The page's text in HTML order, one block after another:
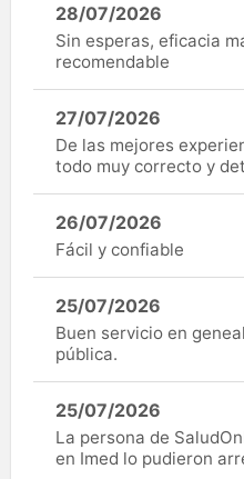
28/07/2026
Sin esperas, eficacia
recomendable
27/07/2026
De las mejores
todo muy correcto y
26/07/2026
Fácil y confiable
25/07/2026
Buen servicio en
pública.
25/07/2026
La persona de
en Imed lo pudieron